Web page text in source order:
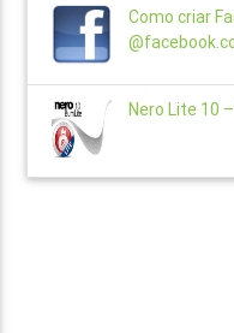
Como criar
Nero Lite 10